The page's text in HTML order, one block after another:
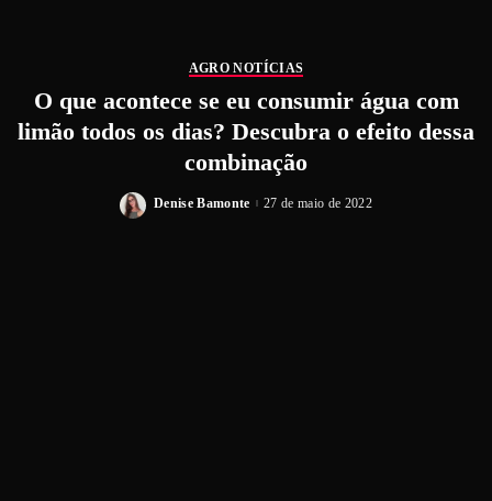
AGRO NOTÍCIAS
O que acontece se eu consumir água com
limão todos os dias? Descubra o efeito dessa
combinação
Denise Bamonte 27 de maio de 2022